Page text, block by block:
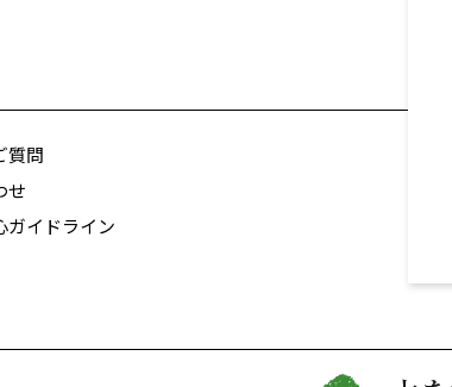
質問
せ
ガイドライン